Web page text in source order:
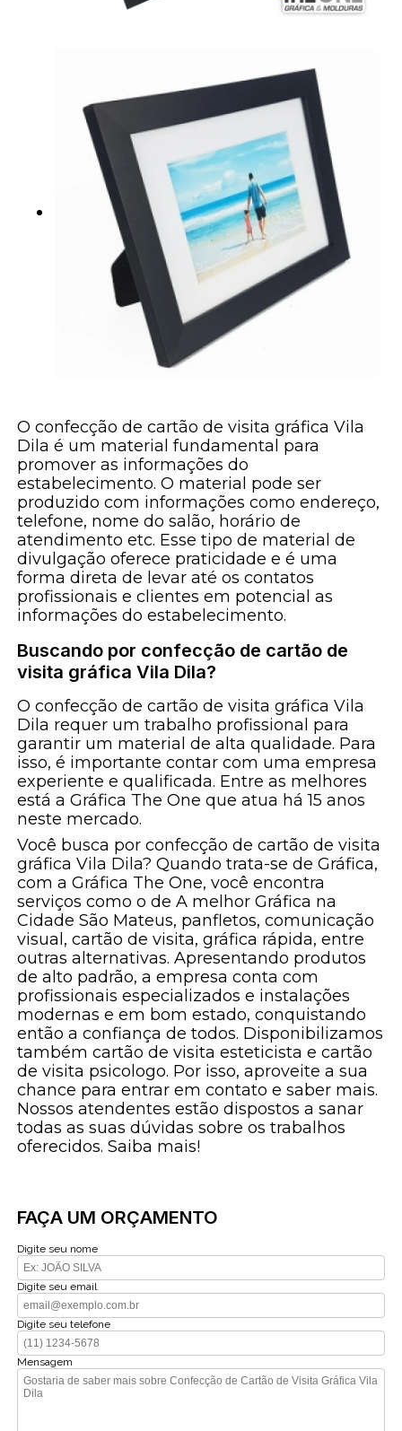
O confecção de cartão de visita gráfica Vila
Dila é um material fundamental para
promover as informações do
estabelecimento. O material pode ser
produzido com informações como endereço,
telefone, nome do salão, horário de
atendimento etc. Esse tipo de material de
divulgação oferece praticidade e é uma
forma direta de levar até os contatos
profissionais e clientes em potencial as
informações do estabelecimento.
Buscando por confecção de cartão de
visita gráfica Vila Dila?
O confecção de cartão de visita gráfica Vila
Dila requer um trabalho profissional para
garantir um material de alta qualidade. Para
isso, é importante contar com uma empresa
experiente e qualificada. Entre as melhores
está a Gráfica The One que atua há 15 anos
neste mercado.
Você busca por confecção de cartão de visita
gráfica Vila Dila? Quando trata-se de Gráfica,
com a Gráfica The One, você encontra
serviços como o de A melhor Gráfica na
Cidade São Mateus, panfletos, comunicação
visual, cartão de visita, gráfica rápida, entre
outras alternativas. Apresentando produtos
de alto padrão, a empresa conta com
profissionais especializados e instalações
modernas e em bom estado, conquistando
então a confiança de todos. Disponibilizamos
também cartão de visita esteticista e cartão
de visita psicologo. Por isso, aproveite a sua
chance para entrar em contato e saber mais.
Nossos atendentes estão dispostos a sanar
todas as suas dúvidas sobre os trabalhos
oferecidos. Saiba mais!
FAÇA UM ORÇAMENTO
Digite seu nome
Digite seu email
Digite seu telefone
Mensagem